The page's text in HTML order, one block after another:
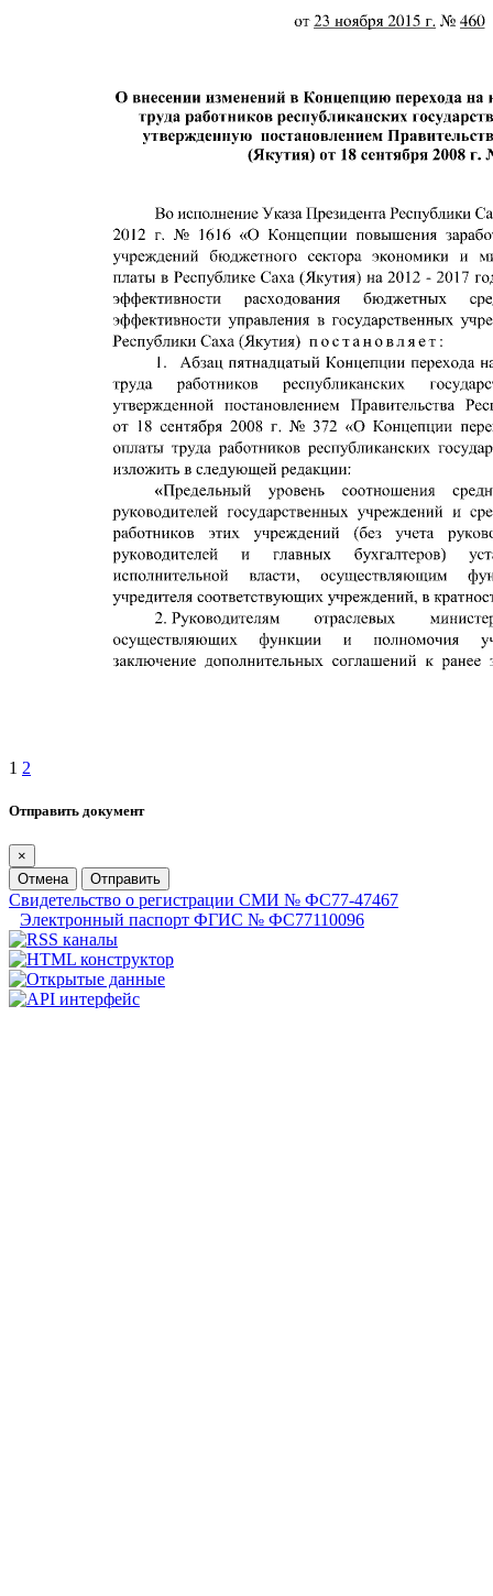
1 2
Отправить документ
×
Отмена
Отправить
Свидетельство о регистрации СМИ № ФС77-47467
Электронный паспорт ФГИС № ФС77110096